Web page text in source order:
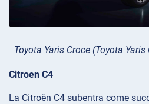
Toyota Yaris Croce (Toyota Yaris
Citroen C4
La Citroën C4 subentra come